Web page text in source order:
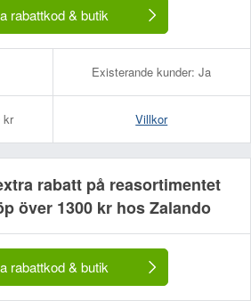
rabattkod & butik
Existerande kunder: Ja
kr Villkor
rabatt på reasortimentet
över 1300 kr hos Zalando
rabattkod & butik